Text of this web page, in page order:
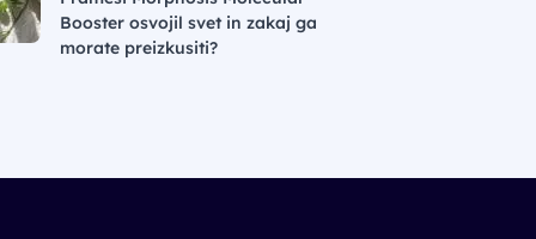
Booster osvojil svet in zakaj ga
morate preizkusiti?